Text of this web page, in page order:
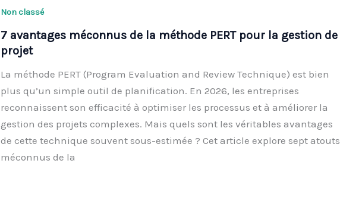
Non classé
7 avantages méconnus de la méthode PERT pour la gestion de
projet
La méthode PERT (Program Evaluation and Review Technique) est bien
plus qu’un simple outil de planification. En 2026, les entreprises
reconnaissent son efficacité à optimiser les processus et à améliorer la
gestion des projets complexes. Mais quels sont les véritables avantages
de cette technique souvent sous-estimée ? Cet article explore sept atouts
méconnus de la